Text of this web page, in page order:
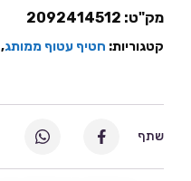
–
קרן
מק"ט: 2092414512
קטגוריות: חטיף עטוף ממותג,
שתף